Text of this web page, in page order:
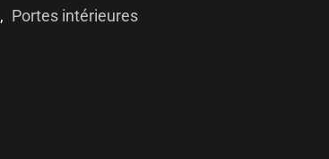
,
Portes intérieures